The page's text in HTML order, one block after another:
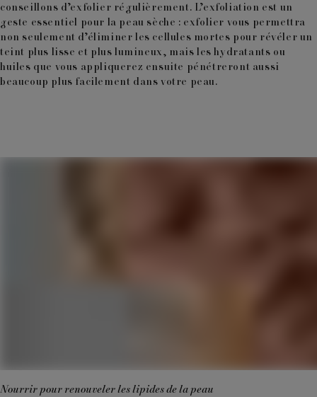
conseillons d’exfolier régulièrement. L’exfoliation est un
geste essentiel pour la peau sèche : exfolier vous permettra
non seulement d’éliminer les cellules mortes pour révéler un
teint plus lisse et plus lumineux, mais les hydratants ou
huiles que vous appliquerez ensuite pénétreront aussi
beaucoup plus facilement dans votre peau.
Nourrir pour renouveler les lipides de la peau